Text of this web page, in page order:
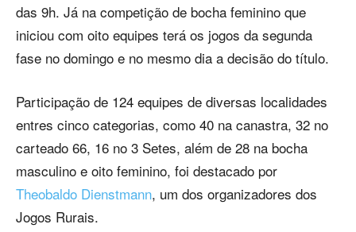
das 9h. Já na competição de bocha feminino que
iniciou com oito equipes terá os jogos da segunda
fase no domingo e no mesmo dia a decisão do título.
Participação de 124 equipes de diversas localidades
entres cinco categorias, como 40 na canastra, 32 no
carteado 66, 16 no 3 Setes, além de 28 na bocha
masculino e oito feminino, foi destacado por
Theobaldo Dienstmann, um dos organizadores dos
Jogos Rurais.